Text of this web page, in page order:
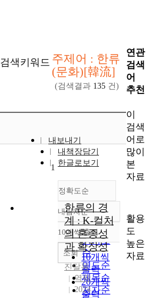
검색키워드 주제어 : 한류
(문화)[韓流]
(검색결과 135 건)
내보내기
내책장담기
한글로보기
정확도순
정확도
순
인기도
순
연도순
제목순
저자순
내림차순
내림차순
10개씩 출력
10개씩
출력
20개씩
출력
조회
1
한류의 경
계 : K-컬처
의 혼종성
과 확장성
진달용
역락
2024
연관
검색
어
추천
이
검색
어로
많이
본
자료
활용
도
높은
자료